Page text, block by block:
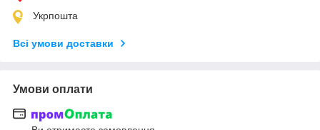
Укрпошта
Всі умови доставки
Умови оплати